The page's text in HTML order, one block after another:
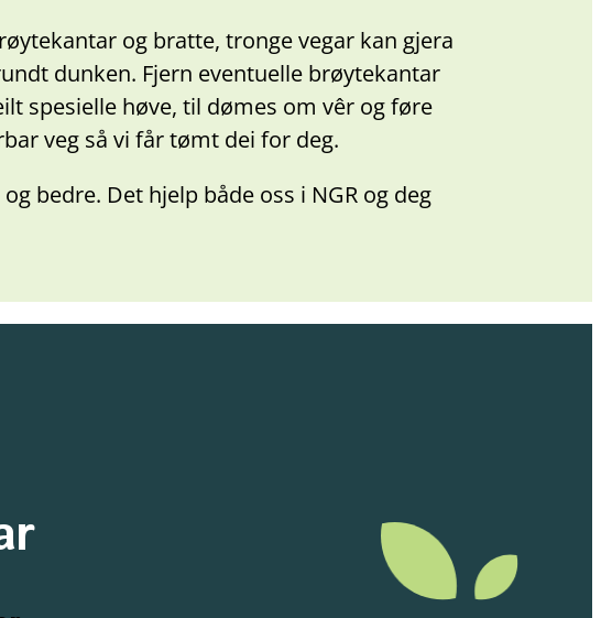
og bratte, tronge vegar kan gjera
dunken. Fjern eventuelle brøytekantar
spesielle høve, til dømes om vêr og føre
veg så vi får tømt dei for deg.
bedre. Det hjelp både oss i NGR og deg